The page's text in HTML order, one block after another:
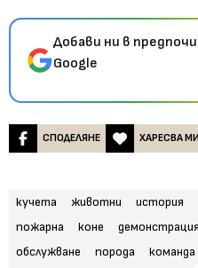
Добави ни в
Google
СПОДЕЛЯНЕ ХАРЕСВА
кучета животни история
пожарна
коне демонстрация
обслужване
порода команда